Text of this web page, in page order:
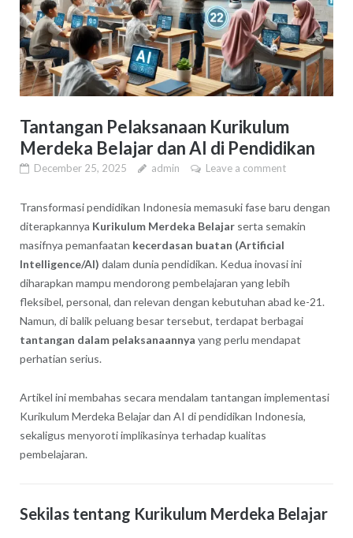
Tantangan Pelaksanaan Kurikulum
Merdeka Belajar dan AI di Pendidikan
December 25, 2025 admin Leave a comment
Transformasi pendidikan Indonesia memasuki fase baru dengan
diterapkannya Kurikulum Merdeka Belajarserta semakin
masifnya pemanfaatan kecerdasan buatan (Artificial
Intelligence/AI) dalam dunia pendidikan. Kedua inovasi ini
diharapkan mampu mendorong pembelajaran yang lebih
fleksibel, personal, dan relevan dengan kebutuhan abad ke-21.
Namun, di balik peluang besar tersebut, terdapat berbagai
tantangan dalam pelaksanaannya yang perlu mendapat
perhatian serius.
Artikel ini membahas secara mendalam tantangan implementasi
Kurikulum Merdeka Belajar dan AI di pendidikan Indonesia,
sekaligus menyoroti implikasinya terhadap kualitas
pembelajaran.
Sekilas tentang Kurikulum Merdeka Belajar